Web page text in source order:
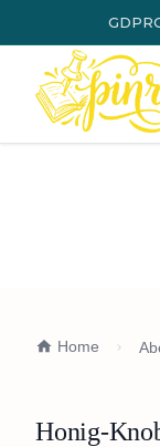
GDPR
Home
Honig-